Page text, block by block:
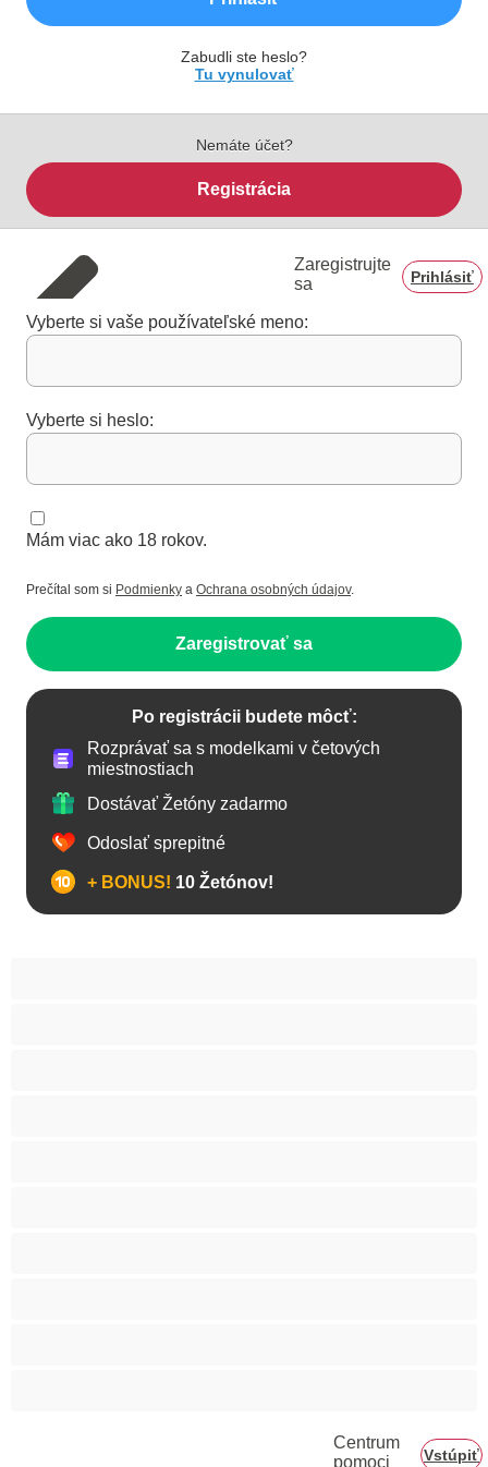
Zabudli ste heslo?
Tu vynulovať
Nemáte účet?
Registrácia
Zaregistrujte
sa
Prihlásiť
Vyberte si vaše používateľské meno:
Vyberte si heslo:
Mám viac ako 18 rokov.
Prečítal som si Podmienky a Ochrana osobných údajov.
Zaregistrovať sa
Po registrácii budete môcť:
Rozprávať sa s modelkami v četových
miestnostiach
Dostávať Žetóny zadarmo
Odoslať sprepitné
+ BONUS! 10 Žetónov!
Centrum
pomoci
Vstúpiť